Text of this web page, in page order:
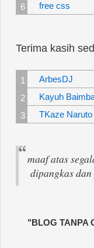
free css
Terima kasih
ArbesDJ
Kayuh
TKaze
maaf atas
dipangkas
"BLOG TANPA